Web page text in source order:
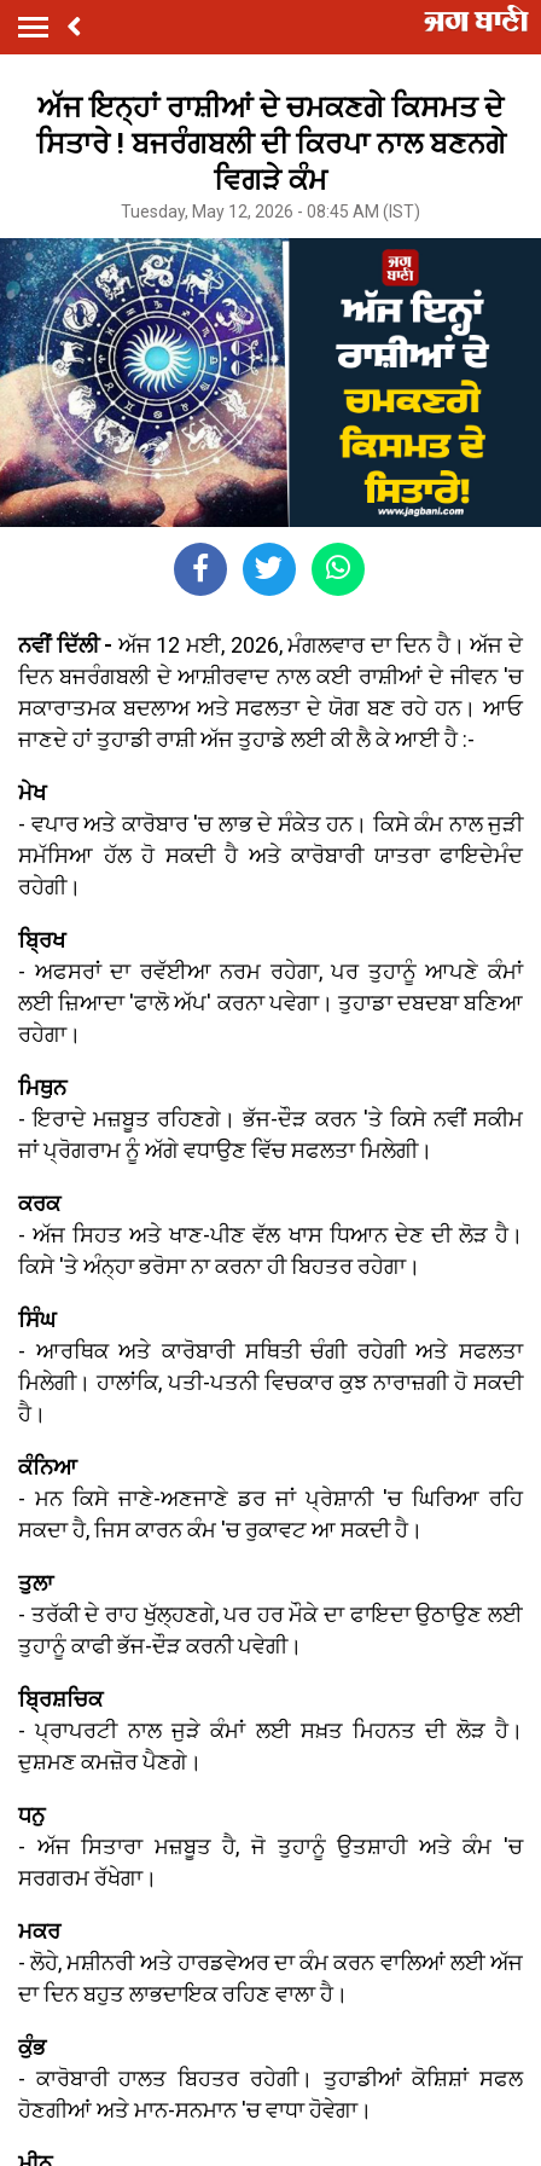
ਅੱਜ ਇਨ੍ਹਾਂ ਰਾਸ਼ੀਆਂ ਦੇ ਚਮਕਣਗੇ ਕਿਸਮਤ ਦੇ
ਸਿਤਾਰੇ ! ਬਜਰੰਗਬਲੀ ਦੀ ਕਿਰਪਾ ਨਾਲ ਬਣਨਗੇ
ਵਿਗੜੇ ਕੰਮ
Tuesday, May 12, 2026 - 08:45 AM (IST)
ਨਵੀਂ ਦਿੱਲੀ - ਅੱਜ 12 ਮਈ, 2026, ਮੰਗਲਵਾਰ ਦਾ ਦਿਨ ਹੈ। ਅੱਜ ਦੇ
ਦਿਨ ਬਜਰੰਗਬਲੀ ਦੇ ਆਸ਼ੀਰਵਾਦ ਨਾਲ ਕਈ ਰਾਸ਼ੀਆਂ ਦੇ ਜੀਵਨ 'ਚ
ਸਕਾਰਾਤਮਕ ਬਦਲਾਅ ਅਤੇ ਸਫਲਤਾ ਦੇ ਯੋਗ ਬਣ ਰਹੇ ਹਨ। ਆਓ
ਜਾਣਦੇ ਹਾਂ ਤੁਹਾਡੀ ਰਾਸ਼ੀ ਅੱਜ ਤੁਹਾਡੇ ਲਈ ਕੀ ਲੈ ਕੇ ਆਈ ਹੈ :-
ਮੇਖ
- ਵਪਾਰ ਅਤੇ ਕਾਰੋਬਾਰ 'ਚ ਲਾਭ ਦੇ ਸੰਕੇਤ ਹਨ। ਕਿਸੇ ਕੰਮ ਨਾਲ ਜੁੜੀ
ਸਮੱਸਿਆ ਹੱਲ ਹੋ ਸਕਦੀ ਹੈ ਅਤੇ ਕਾਰੋਬਾਰੀ ਯਾਤਰਾ ਫਾਇਦੇਮੰਦ
ਰਹੇਗੀ।
ਬ੍ਰਿਖ
- ਅਫਸਰਾਂ ਦਾ ਰਵੱਈਆ ਨਰਮ ਰਹੇਗਾ, ਪਰ ਤੁਹਾਨੂੰ ਆਪਣੇ ਕੰਮਾਂ
ਲਈ ਜ਼ਿਆਦਾ 'ਫਾਲੋ ਅੱਪ' ਕਰਨਾ ਪਵੇਗਾ। ਤੁਹਾਡਾ ਦਬਦਬਾ ਬਣਿਆ
ਰਹੇਗਾ।
ਮਿਥੁਨ
- ਇਰਾਦੇ ਮਜ਼ਬੂਤ ਰਹਿਣਗੇ। ਭੱਜ-ਦੌੜ ਕਰਨ 'ਤੇ ਕਿਸੇ ਨਵੀਂ ਸਕੀਮ
ਜਾਂ ਪ੍ਰੋਗਰਾਮ ਨੂੰ ਅੱਗੇ ਵਧਾਉਣ ਵਿੱਚ ਸਫਲਤਾ ਮਿਲੇਗੀ।
ਕਰਕ
- ਅੱਜ ਸਿਹਤ ਅਤੇ ਖਾਣ-ਪੀਣ ਵੱਲ ਖਾਸ ਧਿਆਨ ਦੇਣ ਦੀ ਲੋੜ ਹੈ।
ਕਿਸੇ 'ਤੇ ਅੰਨ੍ਹਾ ਭਰੋਸਾ ਨਾ ਕਰਨਾ ਹੀ ਬਿਹਤਰ ਰਹੇਗਾ।
ਸਿੰਘ
- ਆਰਥਿਕ ਅਤੇ ਕਾਰੋਬਾਰੀ ਸਥਿਤੀ ਚੰਗੀ ਰਹੇਗੀ ਅਤੇ ਸਫਲਤਾ
ਮਿਲੇਗੀ। ਹਾਲਾਂਕਿ, ਪਤੀ-ਪਤਨੀ ਵਿਚਕਾਰ ਕੁਝ ਨਾਰਾਜ਼ਗੀ ਹੋ ਸਕਦੀ
ਹੈ।
ਕੰਨਿਆ
- ਮਨ ਕਿਸੇ ਜਾਣੇ-ਅਣਜਾਣੇ ਡਰ ਜਾਂ ਪ੍ਰੇਸ਼ਾਨੀ 'ਚ ਘਿਰਿਆ ਰਹਿ
ਸਕਦਾ ਹੈ, ਜਿਸ ਕਾਰਨ ਕੰਮ 'ਚ ਰੁਕਾਵਟ ਆ ਸਕਦੀ ਹੈ।
ਤੁਲਾ
- ਤਰੱਕੀ ਦੇ ਰਾਹ ਖੁੱਲ੍ਹਣਗੇ, ਪਰ ਹਰ ਮੌਕੇ ਦਾ ਫਾਇਦਾ ਉਠਾਉਣ ਲਈ
ਤੁਹਾਨੂੰ ਕਾਫੀ ਭੱਜ-ਦੌੜ ਕਰਨੀ ਪਵੇਗੀ।
ਬ੍ਰਿਸ਼ਚਿਕ
- ਪ੍ਰਾਪਰਟੀ ਨਾਲ ਜੁੜੇ ਕੰਮਾਂ ਲਈ ਸਖ਼ਤ ਮਿਹਨਤ ਦੀ ਲੋੜ ਹੈ।
ਦੁਸ਼ਮਣ ਕਮਜ਼ੋਰ ਪੈਣਗੇ।
ਧਨੁ
- ਅੱਜ ਸਿਤਾਰਾ ਮਜ਼ਬੂਤ ਹੈ, ਜੋ ਤੁਹਾਨੂੰ ਉਤਸ਼ਾਹੀ ਅਤੇ ਕੰਮ 'ਚ
ਸਰਗਰਮ ਰੱਖੇਗਾ।
ਮਕਰ
- ਲੋਹੇ, ਮਸ਼ੀਨਰੀ ਅਤੇ ਹਾਰਡਵੇਅਰ ਦਾ ਕੰਮ ਕਰਨ ਵਾਲਿਆਂ ਲਈ ਅੱਜ
ਦਾ ਦਿਨ ਬਹੁਤ ਲਾਭਦਾਇਕ ਰਹਿਣ ਵਾਲਾ ਹੈ।
ਕੁੰਭ
- ਕਾਰੋਬਾਰੀ ਹਾਲਤ ਬਿਹਤਰ ਰਹੇਗੀ। ਤੁਹਾਡੀਆਂ ਕੋਸ਼ਿਸ਼ਾਂ ਸਫਲ
ਹੋਣਗੀਆਂ ਅਤੇ ਮਾਨ-ਸਨਮਾਨ 'ਚ ਵਾਧਾ ਹੋਵੇਗਾ।